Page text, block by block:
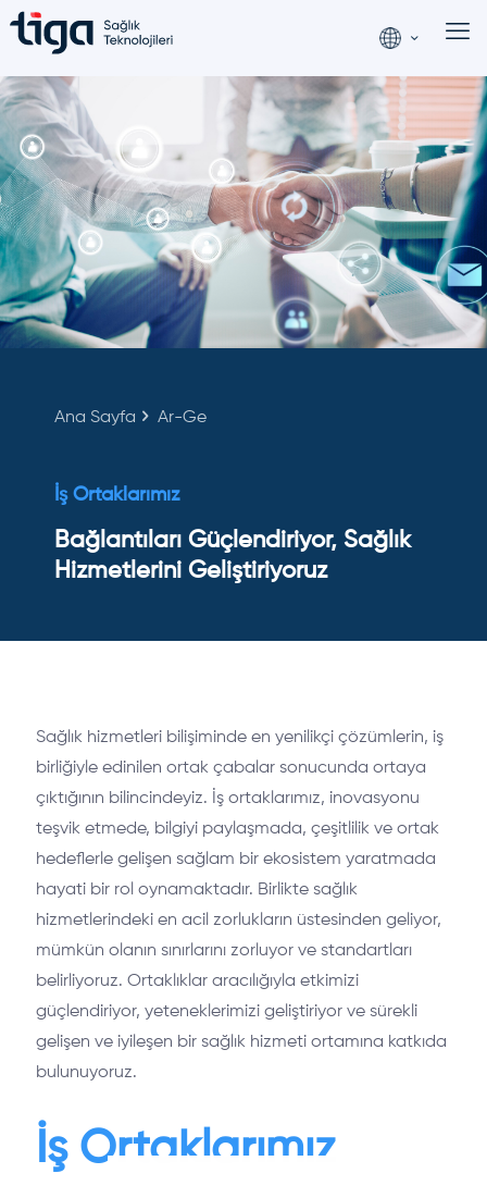
Ana Sayfa Ar-Ge
İş Ortaklarımız
Bağlantıları Güçlendiriyor, Sağlık
Hizmetlerini Geliştiriyoruz
Sağlık hizmetleri bilişiminde en yenilikçi çözümlerin, iş
birliğiyle edinilen ortak çabalar sonucunda ortaya
çıktığının bilincindeyiz. İş ortaklarımız, inovasyonu
teşvik etmede, bilgiyi paylaşmada, çeşitlilik ve ortak
hedeflerle gelişen sağlam bir ekosistem yaratmada
hayati bir rol oynamaktadır. Birlikte sağlık
hizmetlerindeki en acil zorlukların üstesinden geliyor,
mümkün olanın sınırlarını zorluyor ve standartları
belirliyoruz. Ortaklıklar aracılığıyla etkimizi
güçlendiriyor, yeteneklerimizi geliştiriyor ve sürekli
gelişen ve iyileşen bir sağlık hizmeti ortamına katkıda
bulunuyoruz.
İş Ortaklarımız